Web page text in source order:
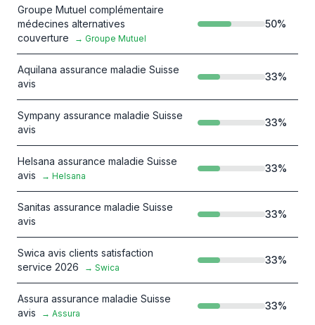
Groupe Mutuel complémentaire
médecines alternatives
couverture
→ Groupe Mutuel
50%
Aquilana assurance maladie Suisse
avis
33%
Sympany assurance maladie Suisse
avis
33%
Helsana assurance maladie Suisse
avis
→ Helsana
33%
Sanitas assurance maladie Suisse
avis
33%
Swica avis clients satisfaction
service 2026
→ Swica
33%
Assura assurance maladie Suisse
avis
→ Assura
33%